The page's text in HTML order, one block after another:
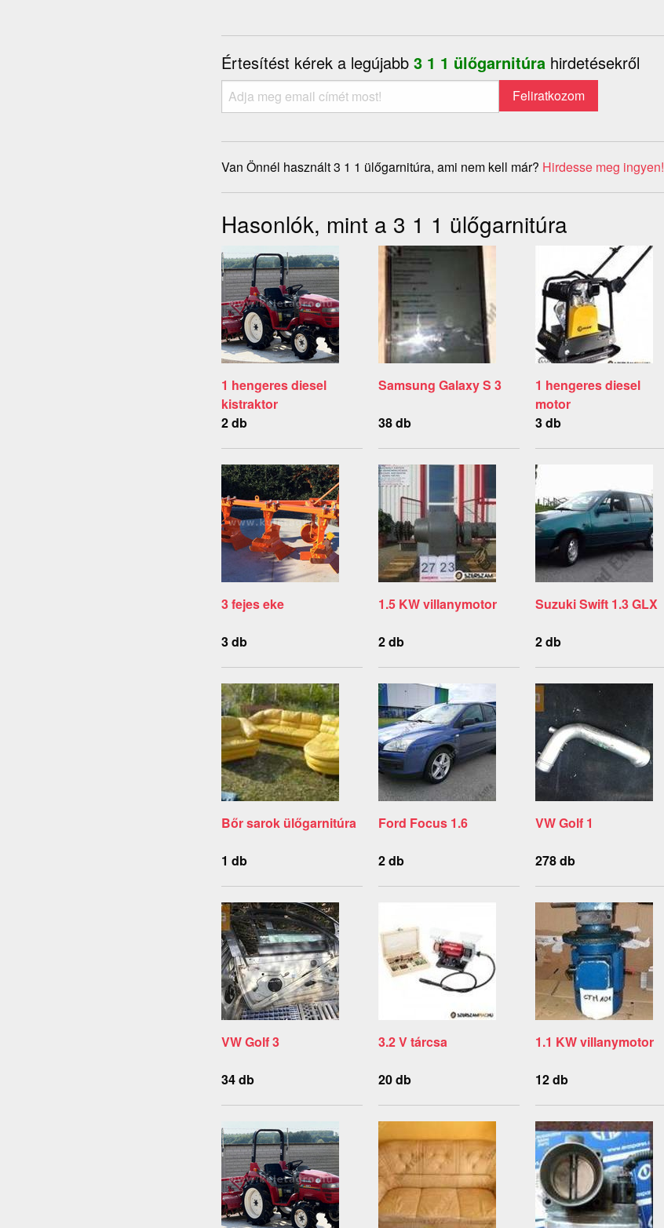
Értesítést kérek a legújabb 3 1 1 ülőgarnitúra hirdetésekről
Van Önnél használt 3 1 1 ülőgarnitúra, ami nem kell már? Hirdesse meg ingyen!
Hasonlók, mint a 3 1 1 ülőgarnitúra
1 hengeres diesel
kistraktor
2 db
Samsung Galaxy S 3
38 db
1 hengeres diesel
motor
3 db
3 fejes eke
3 db
1.5 KW villanymotor
2 db
Suzuki Swift 1.3 GLX
2 db
Bőr sarok ülőgarnitúra
1 db
Ford Focus 1.6
2 db
VW Golf 1
278 db
VW Golf 3
34 db
3.2 V tárcsa
20 db
1.1 KW villanymotor
12 db